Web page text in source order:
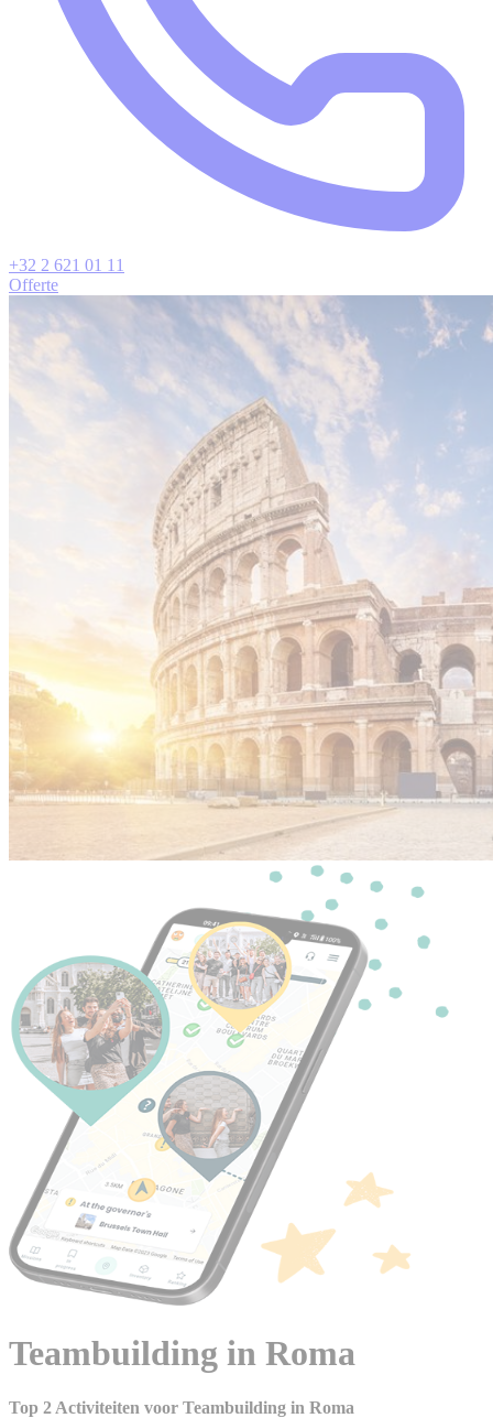
+32 2 621 01 11
Offerte
Teambuilding in Roma
Top 2 Activiteiten voor Teambuilding in Roma